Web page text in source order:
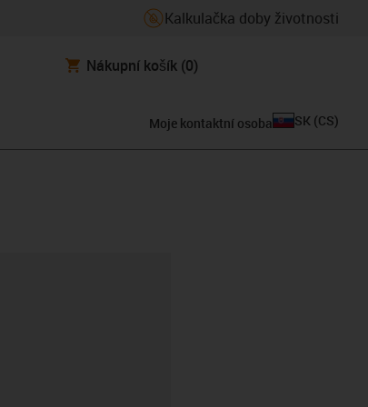
Kalkulačka doby životnosti
Nákupní košík (0)
Moje kontaktní osoba SK (CS)